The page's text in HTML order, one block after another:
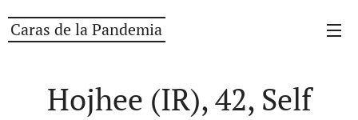
Caras de la Pandemia
Hojhee (IR), 42, Self